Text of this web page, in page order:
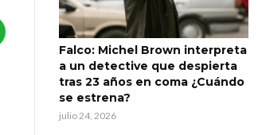
Falco: Michel Brown interpreta
a un detective que despierta
tras 23 años en coma ¿Cuándo
se estrena?
julio 24, 2026